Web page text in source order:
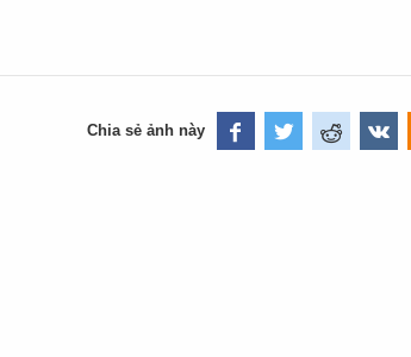
Chia sẻ ảnh này